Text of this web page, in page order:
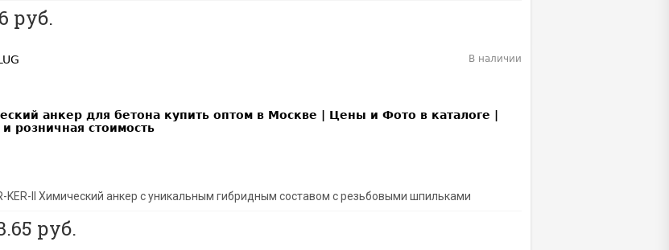
руб.
KER-II Химический анкер с уникальным гибридным составом с резьбовыми шпильками
В наличии
руб.